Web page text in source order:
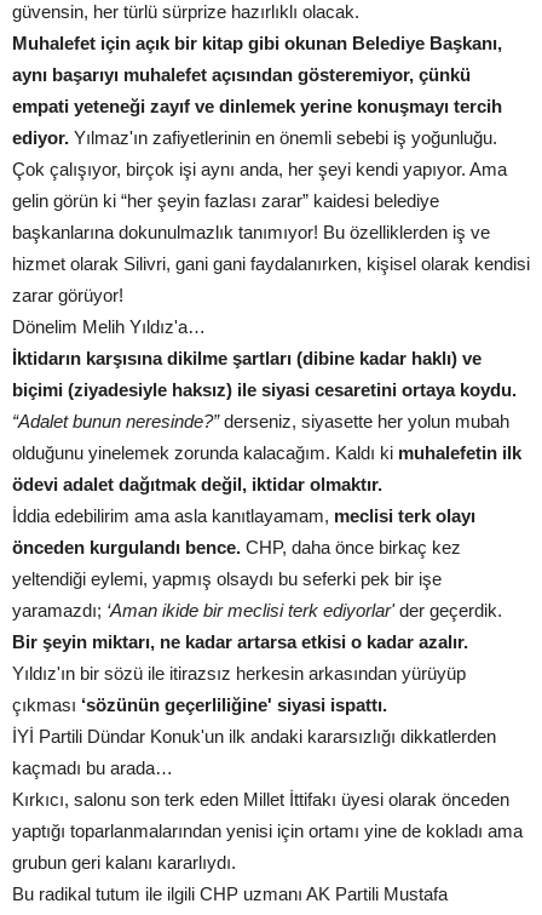
güvensin, her türlü sürprize hazırlıklı olacak.
Muhalefet için açık bir kitap gibi okunan Belediye Başkanı,
aynı başarıyı muhalefet açısından gösteremiyor, çünkü
empati yeteneği zayıf ve dinlemek yerine konuşmayı tercih
ediyor. Yılmaz'ın zafiyetlerinin en önemli sebebi iş yoğunluğu.
Çok çalışıyor, birçok işi aynı anda, her şeyi kendi yapıyor. Ama
gelin görün ki “her şeyin fazlası zarar” kaidesi belediye
başkanlarına dokunulmazlık tanımıyor! Bu özelliklerden iş ve
hizmet olarak Silivri, gani gani faydalanırken, kişisel olarak kendisi
zarar görüyor!
Dönelim Melih Yıldız'a…
İktidarın karşısına dikilme şartları (dibine kadar haklı) ve
biçimi (ziyadesiyle haksız) ile siyasi cesaretini ortaya koydu.
“Adalet bunun neresinde?”derseniz, siyasette her yolun mubah
olduğunu yinelemek zorunda kalacağım. Kaldı ki muhalefetin ilk
ödevi adalet dağıtmak değil, iktidar olmaktır.
İddia edebilirim ama asla kanıtlayamam, meclisi terk olayı
önceden kurgulandı bence. CHP, daha önce birkaç kez
yeltendiği eylemi, yapmış olsaydı bu seferki pek bir işe
yaramazdı; ‘Aman ikide bir meclisi terk ediyorlar'der geçerdik.
Bir şeyin miktarı, ne kadar artarsa etkisi o kadar azalır.
Yıldız'ın bir sözü ile itirazsız herkesin arkasından yürüyüp
çıkması ‘sözünün geçerliliğine' siyasi ispattı.
İYİ Partili Dündar Konuk'un ilk andaki kararsızlığı dikkatlerden
kaçmadı bu arada…
Kırkıcı, salonu son terk eden Millet İttifakı üyesi olarak önceden
yaptığı toparlanmalarından yenisi için ortamı yine de kokladı ama
grubun geri kalanı kararlıydı.
Bu radikal tutum ile ilgili CHP uzmanı AK Partili Mustafa